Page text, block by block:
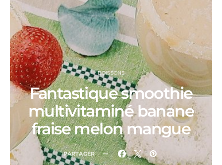
BOISSONS
Fantastique smoothie
multivitaminé banane
fraise melon mangue
PARTAGER